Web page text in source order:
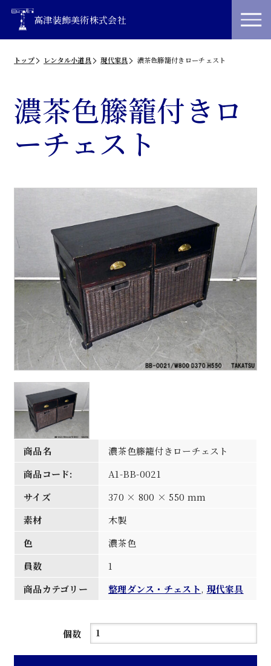
高津装飾美術株式会社
トップ レンタル小道具 現代家具 濃茶色籐籠付きローチェスト
濃茶色籐籠付きロ
ーチェスト
商品名
濃茶色籐籠付きローチェスト
商品コード:
A1-BB-0021
サイズ
370 × 800 × 550 mm
素材
木製
色
濃茶色
員数
1
商品カテゴリー
整理ダンス・チェスト, 現代家具
個数
濃